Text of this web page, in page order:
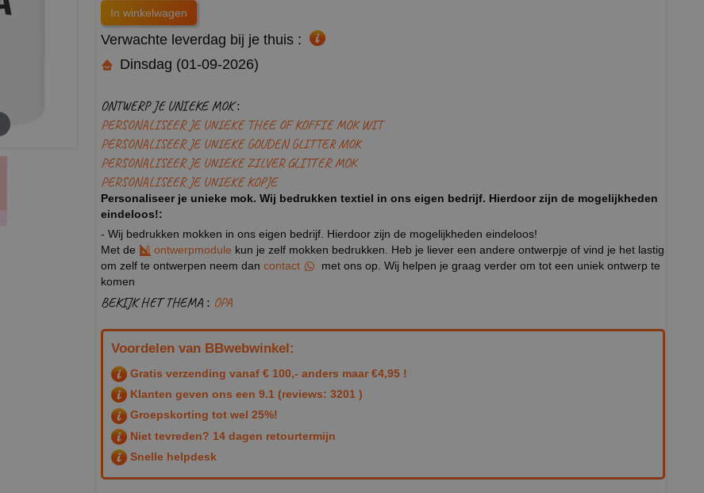
Verwachte leverdag bij je thuis :
Dinsdag (01-09-2026)
ONTWERP JE UNIEKE MOK :
PERSONALISEER JE UNIEKE THEE OF KOFFIE MOK WIT
PERSONALISEER JE UNIEKE GOUDEN GLITTER MOK
PERSONALISEER JE UNIEKE ZILVER GLITTER MOK
PERSONALISEER JE UNIEKE KOPJE
Personaliseer je unieke mok. Wij bedrukken textiel in ons eigen bedrijf. Hierdoor zijn de mogelijkheden
eindeloos!:
- Wij bedrukken mokken in ons eigen bedrijf. Hierdoor zijn de mogelijkheden eindeloos!
Met de
ontwerpmodule kun je zelf mokken bedrukken. Heb je liever een andere ontwerpje of vind je het lastig
om zelf te ontwerpen neem dan contact
met ons op. Wij helpen je graag verder om tot een uniek ontwerp te
komen
BEKIJK HET THEMA : OPA
Voordelen van BBwebwinkel:
Gratis verzending vanaf € 100,- anders maar €4,95 !
Klanten geven ons een 9.1 (reviews: 3201 )
Groepskorting tot wel 25%!
Niet tevreden? 14 dagen retourtermijn
Snelle helpdesk